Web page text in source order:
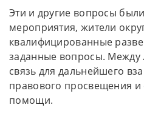
Эти и другие вопросы
мероприятия, жители
квалифицированные
заданные вопросы.
связь для дальнейшего
правового просвещения
помощи.